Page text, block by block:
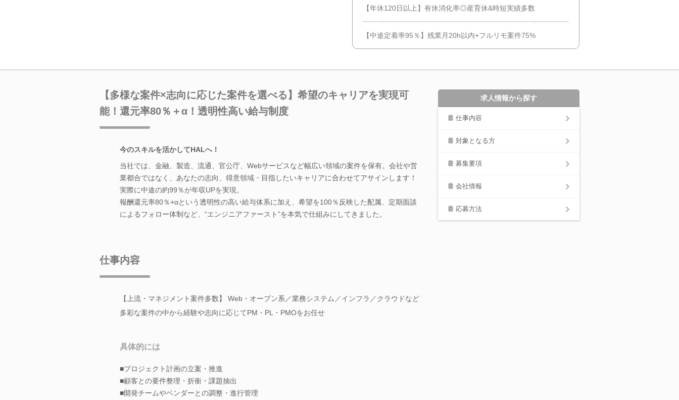
【年休120日以上】有休消化率◎産育休&時短実績多数
【中途定着率95％】残業月20h以内+フルリモ案件75%
【多様な案件×志向に応じた案件を選べる】希望のキャリアを実現可
能！還元率80％＋α！透明性高い給与制度
今のスキルを活かしてHALへ！
当社では、金融、製造、流通、官公庁、Webサービスなど幅広い領域の案件を保有。会社や営
業都合ではなく、あなたの志向、得意領域・目指したいキャリアに合わせてアサインします！
実際に中途の約99％が年収UPを実現。
報酬還元率80％+αという透明性の高い給与体系に加え、希望を100％反映した配属、定期面談
によるフォロー体制など、“エンジニアファースト”を本気で仕組みにしてきました。
仕事内容
【上流・マネジメント案件多数】 Web・オープン系／業務システム／インフラ／クラウドなど
多彩な案件の中から経験や志向に応じてPM・PL・PMOをお任せ
具体的には
■プロジェクト計画の立案・推進
■顧客との要件整理・折衝・課題抽出
■開発チームやベンダーとの調整・進行管理
求人情報から探す
仕事内容
対象となる方
募集要項
会社情報
応募方法